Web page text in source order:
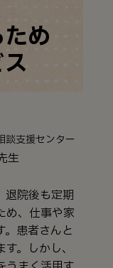
め
談支援センター
生
退院後も定期
め、仕事や家
。患者さんと
。しかし、